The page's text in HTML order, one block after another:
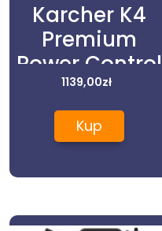
Karcher K4
Premium
Power Control
1.324-130.0
1139,00zł
Kup